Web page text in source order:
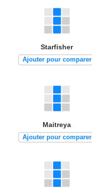
Starfisher
Ajouter pour comparer
Maitreya
Ajouter pour comparer